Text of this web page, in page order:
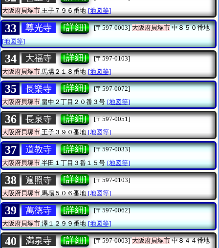
大阪府貝塚市王子７９６番地 [地図等]
33 尊光寺 [詳細] [〒597-0003] 大阪府貝塚市中８５０番地
[地図等]
34 大福寺 [詳細]
[〒597-0103]
大阪府貝塚市 馬場２１８番地 [地図等]
35 長樂寺 [詳細]
[〒597-0072]
大阪府貝塚市畠中２丁目２０番３号 [地図等]
36 長泉寺 [詳細]
[〒597-0051]
大阪府貝塚市王子３９０番地 [地図等]
37 道教寺 [詳細]
[〒597-0033]
大阪府貝塚市半田１丁目３番１５号 [地図等]
38 遍照寺 [詳細]
[〒597-0103]
大阪府貝塚市馬場５０６番地 [地図等]
39 萬徳寺 [詳細]
[〒597-0062]
大阪府貝塚市澤１２９９番地 [地図等]
40 満泉寺 [詳細] [〒597-0003] 大阪府貝塚市中８４４番地